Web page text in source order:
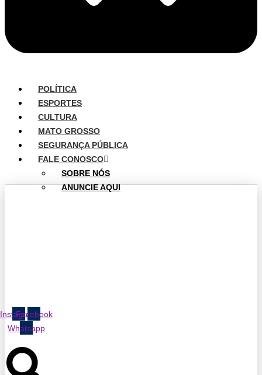
POLÍTICA
ESPORTES
CULTURA
MATO GROSSO
SEGURANÇA PÚBLICA
FALE CONOSCO
SOBRE NÓS
ANUNCIE AQUI
Instagram
Facebook
Whatsapp